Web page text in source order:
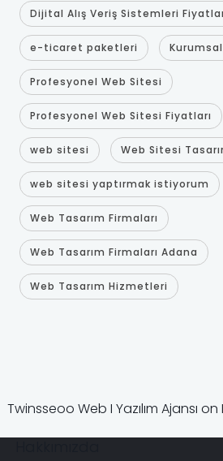
Dijital Alış Veriş Sistemleri
e-ticaret paketleri
Profesyonel Web Sitesi
Profesyonel Web Sitesi Fiyatları
web sitesi Web Sitesi
web sitesi yaptırmak istiyorum
Web Tasarım Firmaları
Web Tasarım Firmaları Adana
Web Tasarım Hizmetleri
Twinsseoo Web I Yazılım Ajansı